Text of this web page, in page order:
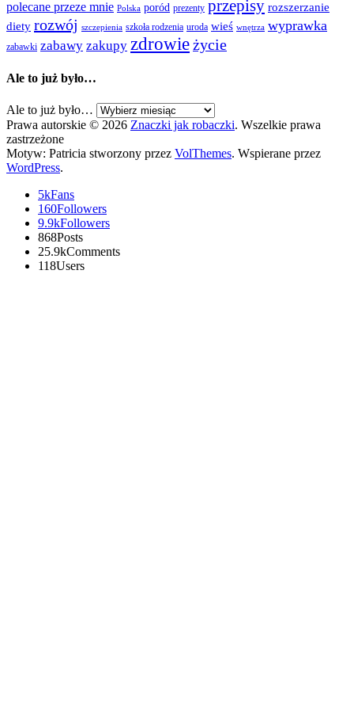
polecane przeze mnie Polska poród prezenty przepisy rozszerzanie
diety rozwój szczepienia szkoła rodzenia uroda wieś wnętrza wyprawka
zabawki zabawy zakupy zdrowieżycie
Ale to już było…
Ale to już było…
Prawa autorskie © 2026 Znaczki jak robaczki. Wszelkie prawa
zastrzeżone
Motyw: Patricia stworzony przez VolThemes. Wspierane przez
WordPress.
5kFans
160Followers
9.9kFollowers
868Posts
25.9kComments
118Users